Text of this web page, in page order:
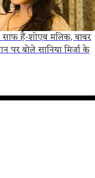
हैं-शोएब मलिक, बाबर
बोले सानिया मिर्जा के